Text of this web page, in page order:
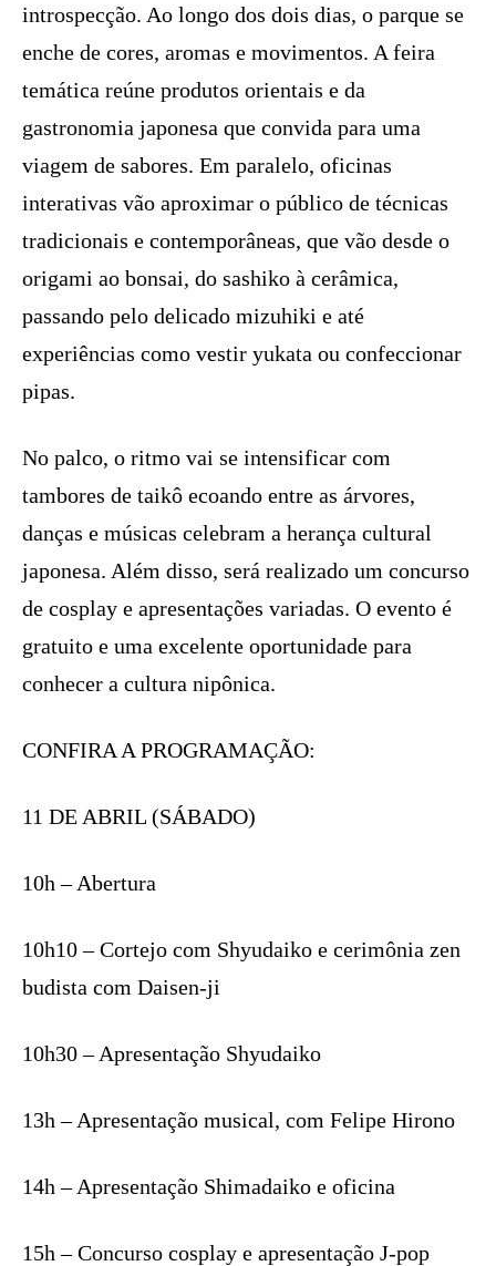
introspecção. Ao longo dos dois dias, o parque se
enche de cores, aromas e movimentos. A feira
temática reúne produtos orientais e da
gastronomia japonesa que convida para uma
viagem de sabores. Em paralelo, oficinas
interativas vão aproximar o público de técnicas
tradicionais e contemporâneas, que vão desde o
origami ao bonsai, do sashiko à cerâmica,
passando pelo delicado mizuhiki e até
experiências como vestir yukata ou confeccionar
pipas.
No palco, o ritmo vai se intensificar com
tambores de taikô ecoando entre as árvores,
danças e músicas celebram a herança cultural
japonesa. Além disso, será realizado um concurso
de cosplay e apresentações variadas. O evento é
gratuito e uma excelente oportunidade para
conhecer a cultura nipônica.
CONFIRA A PROGRAMAÇÃO:
11 DE ABRIL (SÁBADO)
10h – Abertura
10h10 – Cortejo com Shyudaiko e cerimônia zen
budista com Daisen-ji
10h30 – Apresentação Shyudaiko
13h – Apresentação musical, com Felipe Hirono
14h – Apresentação Shimadaiko e oficina
15h – Concurso cosplay e apresentação J-pop